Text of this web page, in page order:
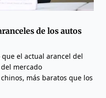
de los autos
el actual arancel del
mercado
más baratos que los